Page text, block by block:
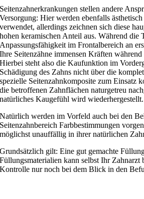
Seitenzahnerkrankungen stellen andere
Versorgung: Hier werden ebenfalls
verwendet, allerdings zeichnen sich diese
hohen keramischen Anteil aus. Während die
Anpassungsfähigkeit im Frontalbereich an
Ihre Seitenzähne immensen Kräften während
Hierbei steht also die Kaufunktion im
Schädigung des Zahns nicht über die
spezielle Seitenzahnkomposite zum Einsatz
die betroffenen Zahnflächen naturgetreu
natürliches Kaugefühl wird wiederhergestellt.
Natürlich werden im Vorfeld auch bei den
Seitenzahnbereich Farbbestimmungen
möglichst unauffällig in ihrer natürlichen
Grundsätzlich gilt: Eine gut gemachte
Füllungsmaterialien kann selbst Ihr Zahnarzt
Kontrolle nur noch bei dem Blick in den